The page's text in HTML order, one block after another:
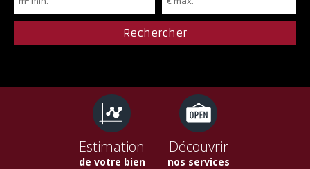
Estimation
de votre bien
Découvrir
nos services